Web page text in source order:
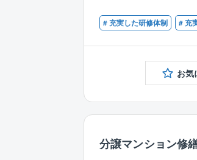
# 充実した研修体制 # 充
お気
分譲マンション修